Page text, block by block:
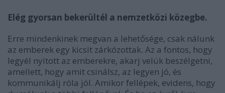
Elég gyorsan bekerültél a nemzetközi közegbe.
Erre mindenkinek megvan a lehetősége, csak nálunk
az emberek egy kicsit zárkózottak. Az a fontos, hogy
legyél nyitott az emberekre, akarj velük beszélgetni,
amellett, hogy amit csinálsz, az legyen jó, és
kommunikálj róla jól. Amikor fellépek, evidens, hogy